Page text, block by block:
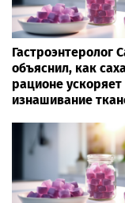
Гастроэнтеролог
объяснил, как
рационе ускоряет
изнашивание